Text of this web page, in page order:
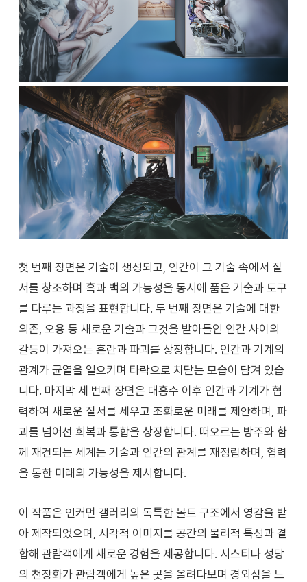
첫 번째 장면은 기술이 생성되고, 인간이 그 기술 속에서 질
서를 창조하며 흑과 백의 가능성을 동시에 품은 기술과 도구
를 다루는 과정을 표현합니다. 두 번째 장면은 기술에 대한
의존, 오용 등 새로운 기술과 그것을 받아들인 인간 사이의
갈등이 가져오는 혼란과 파괴를 상징합니다. 인간과 기계의
관계가 균열을 일으키며 타락으로 치닫는 모습이 담겨 있습
니다. 마지막 세 번째 장면은 대홍수 이후 인간과 기계가 협
력하여 새로운 질서를 세우고 조화로운 미래를 제안하며, 파
괴를 넘어선 회복과 통합을 상징합니다. 떠오르는 방주와 함
께 재건되는 세계는 기술과 인간의 관계를 재정립하며, 협력
을 통한 미래의 가능성을 제시합니다.
이 작품은 언커먼 갤러리의 독특한 볼트 구조에서 영감을 받
아 제작되었으며, 시각적 이미지를 공간의 물리적 특성과 결
합해 관람객에게 새로운 경험을 제공합니다. 시스티나 성당
의 천장화가 관람객에게 높은 곳을 올려다보며 경외심을 느